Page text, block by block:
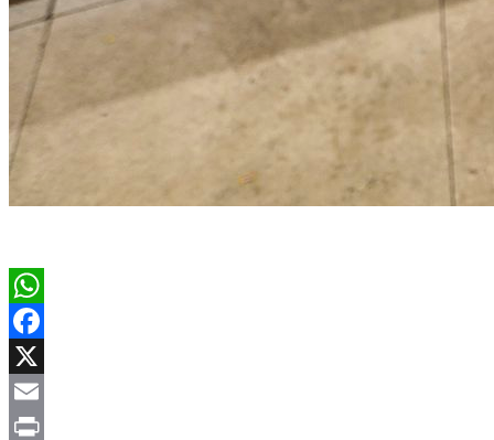
WhatsApp
Facebook
X
Email